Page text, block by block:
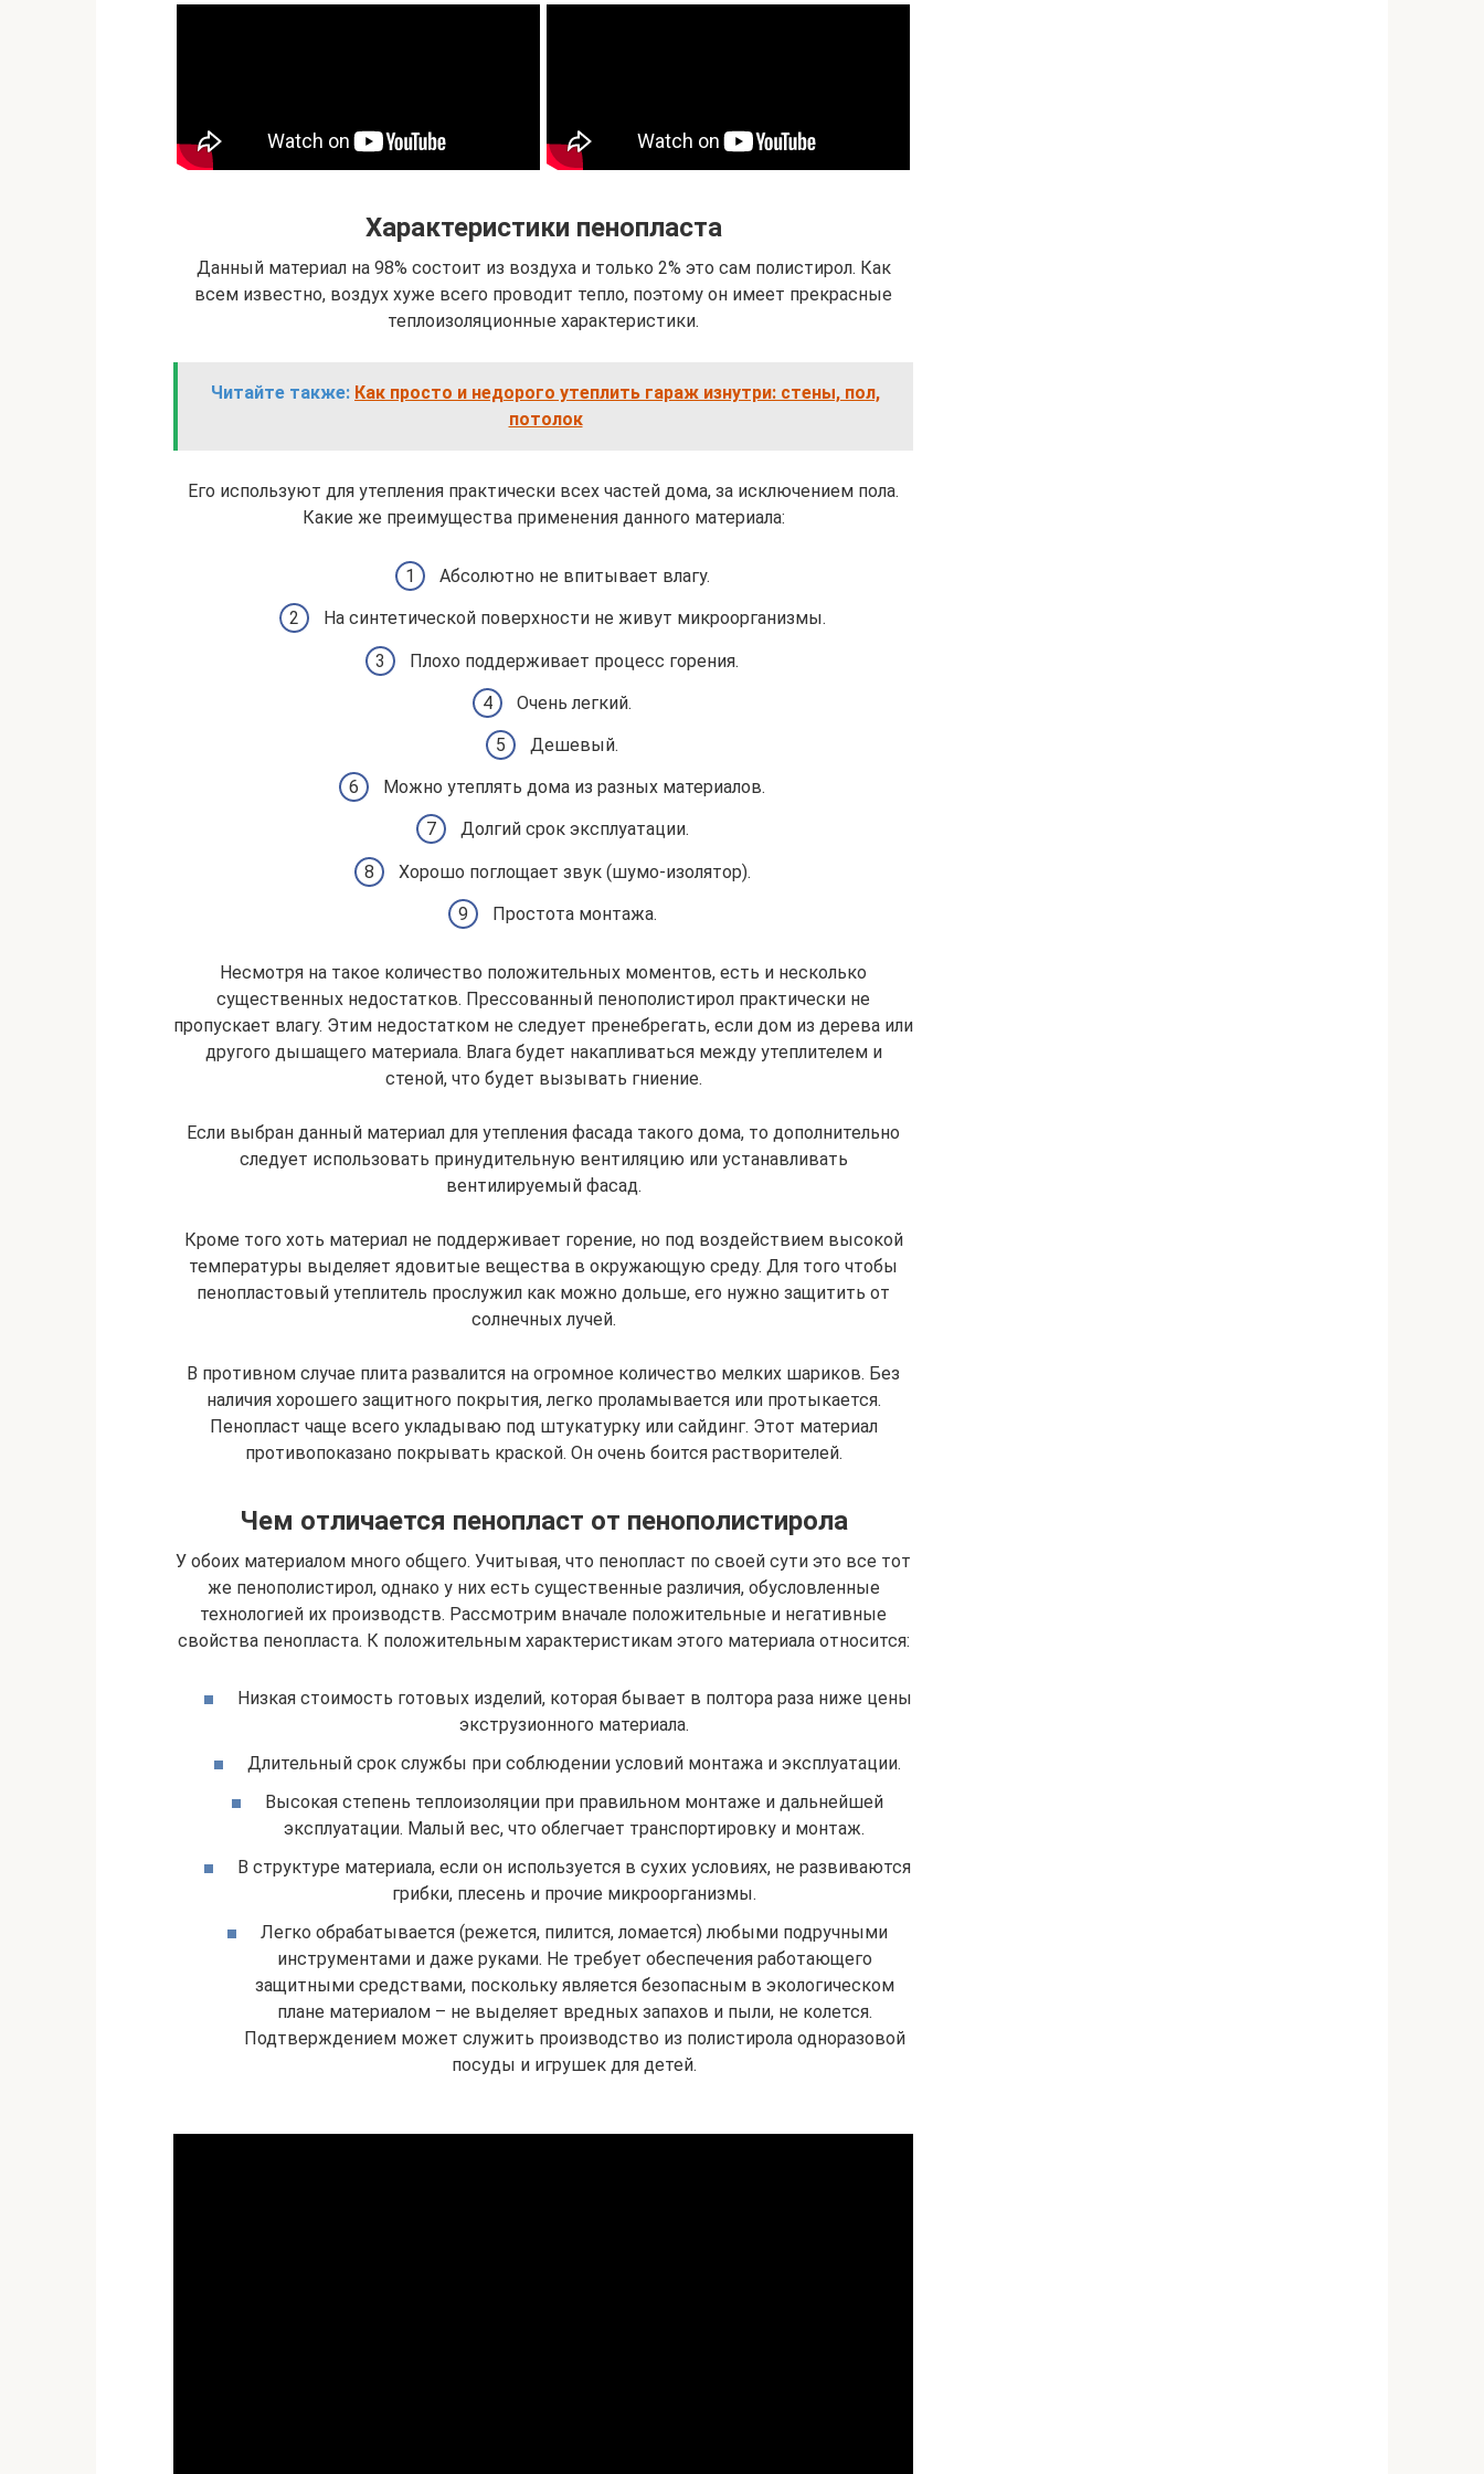
Характеристики пенопласта
Данный материал на 98% состоит из воздуха и только 2% это сам полистирол. Как
всем известно, воздух хуже всего проводит тепло, поэтому он имеет прекрасные
теплоизоляционные характеристики.
Читайте также: Как просто и недорого утеплить гараж изнутри: стены, пол,
потолок
Его используют для утепления практически всех частей дома, за исключением пола.
Какие же преимущества применения данного материала:
Абсолютно не впитывает влагу.
На синтетической поверхности не живут микроорганизмы.
Плохо поддерживает процесс горения.
Очень легкий.
Дешевый.
Можно утеплять дома из разных материалов.
Долгий срок эксплуатации.
Хорошо поглощает звук (шумо-изолятор).
Простота монтажа.
Несмотря на такое количество положительных моментов, есть и несколько
существенных недостатков. Прессованный пенополистирол практически не
пропускает влагу. Этим недостатком не следует пренебрегать, если дом из дерева или
другого дышащего материала. Влага будет накапливаться между утеплителем и
стеной, что будет вызывать гниение.
Если выбран данный материал для утепления фасада такого дома, то дополнительно
следует использовать принудительную вентиляцию или устанавливать
вентилируемый фасад.
Кроме того хоть материал не поддерживает горение, но под воздействием высокой
температуры выделяет ядовитые вещества в окружающую среду. Для того чтобы
пенопластовый утеплитель прослужил как можно дольше, его нужно защитить от
солнечных лучей.
В противном случае плита развалится на огромное количество мелких шариков. Без
наличия хорошего защитного покрытия, легко проламывается или протыкается.
Пенопласт чаще всего укладываю под штукатурку или сайдинг. Этот материал
противопоказано покрывать краской. Он очень боится растворителей.
Чем отличается пенопласт от пенополистирола
У обоих материалом много общего. Учитывая, что пенопласт по своей сути это все тот
же пенополистирол, однако у них есть существенные различия, обусловленные
технологией их производств. Рассмотрим вначале положительные и негативные
свойства пенопласта. К положительным характеристикам этого материала относится:
Низкая стоимость готовых изделий, которая бывает в полтора раза ниже цены
экструзионного материала.
Длительный срок службы при соблюдении условий монтажа и эксплуатации.
Высокая степень теплоизоляции при правильном монтаже и дальнейшей
эксплуатации. Малый вес, что облегчает транспортировку и монтаж.
В структуре материала, если он используется в сухих условиях, не развиваются
грибки, плесень и прочие микроорганизмы.
Легко обрабатывается (режется, пилится, ломается) любыми подручными
инструментами и даже руками. Не требует обеспечения работающего
защитными средствами, поскольку является безопасным в экологическом
плане материалом – не выделяет вредных запахов и пыли, не колется.
Подтверждением может служить производство из полистирола одноразовой
посуды и игрушек для детей.